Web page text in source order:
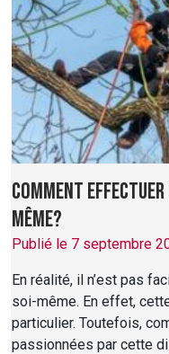
Comment
même?
Publié le 7 septembre
En réalité, il n’est pas
soi-même. En effet,
particulier. Toutefois,
passionnées par cette